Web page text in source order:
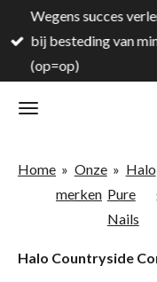
direct
naar
hoofdinhoud
Wegens succes
bij besteding van
(op=op)
Home » Onze
merken
» Halo
Pure
Nails
Halo Countryside